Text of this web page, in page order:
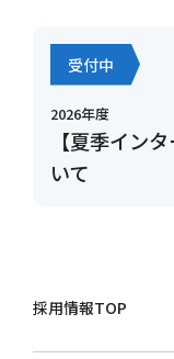
受付中
2026年度
【夏季イン
いて
採用情報TOP